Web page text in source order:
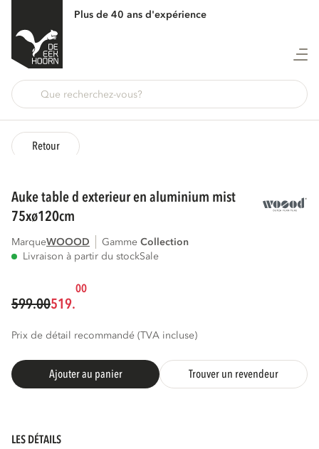
Plus de 40 ans d'expérience
Retour
auke table d exterieur en aluminium mist
75xø120cm
MarqueWOOOD Gamme
collection
Livraison à partir du stockSale
599.00519.
00
Prix de détail recommandé (TVA incluse)
Ajouter au panier Trouver un revendeur
LES DÉTAILS